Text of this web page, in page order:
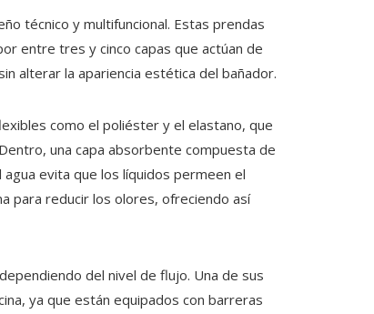
técnico y multifuncional. Estas prendas
entre tres y cinco capas que actúan de
alterar la apariencia estética del bañador.
como el poliéster y el elastano, que
una capa absorbente compuesta de
evita que los líquidos permeen el
para reducir los olores, ofreciendo así
del nivel de flujo. Una de sus
ya que están equipados con barreras